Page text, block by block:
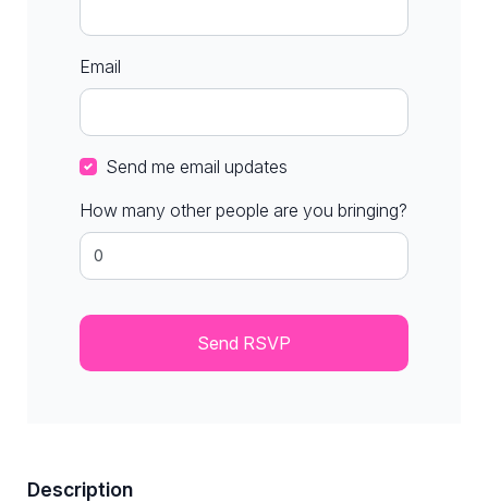
Email
Send me email updates
How many other people are you bringing?
Description